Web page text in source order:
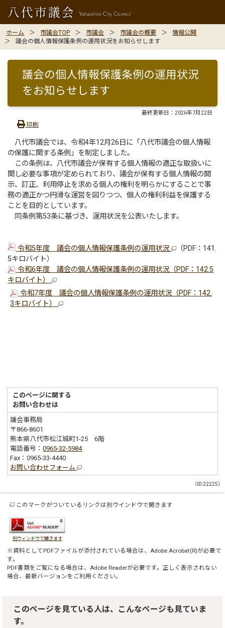
ホーム 市議会TOP 市議会 市議会の概要
情報公開
議会の個人情報保護条例の運用状況をお知らせします
議会の個人情報保護条例の運用状況
をお知らせします
最終更新日： 2026年7月22日
印刷
八代市議会では、令和4年12月26日に「八代市議会の個人情報
の保護に関する条例」を制定しました。
この条例は、八代市議会が保有する個人情報の適正な取扱いに
関し必要な事項が定められており、議会が保有する個人情報の開
示、訂正、利用停止を求める個人の権利を明らかにすることで事
務の適正かつ円滑な運営を図りつつ、個人の権利利益を保護する
ことを目的としています。
同条例第53条に基づき、運用状況を公表いたします。
令和5年度 議会の個人情報保護条例の運用状況
（PDF：141.
5キロバイト）
令和6年度 議会の個人情報保護条例の運用状況（PDF：142.5
キロバイト）
令和7年度 議会の個人情報保護条例の運用状況（PDF：142.
3キロバイト）
このページに関する
お問い合わせは
議会事務局
〒866-8601
熊本県八代市松江城町1-25 6階
電話番号：0965-32-5984
Fax：0965-33-4440
お問い合わせフォーム
（ID:22225）
このマークがついているリンクは別ウインドウで開きます
別ウィンドウで開きます
※資料としてPDFファイルが添付されている場合は、 Adobe Acrobat(R)が必要で
す。
PDF書類をご覧になる場合は、 Adobe Readerが必要です。正しく表示されない
場合、最新バージョンをご利用ください。
このページを見ている人は、こんなページも見ていま
す。